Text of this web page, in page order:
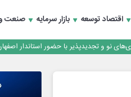
اقتصاد توسعه بازار سرمایه صنعت
نو و تجدیدپذیر با حضور استاندار